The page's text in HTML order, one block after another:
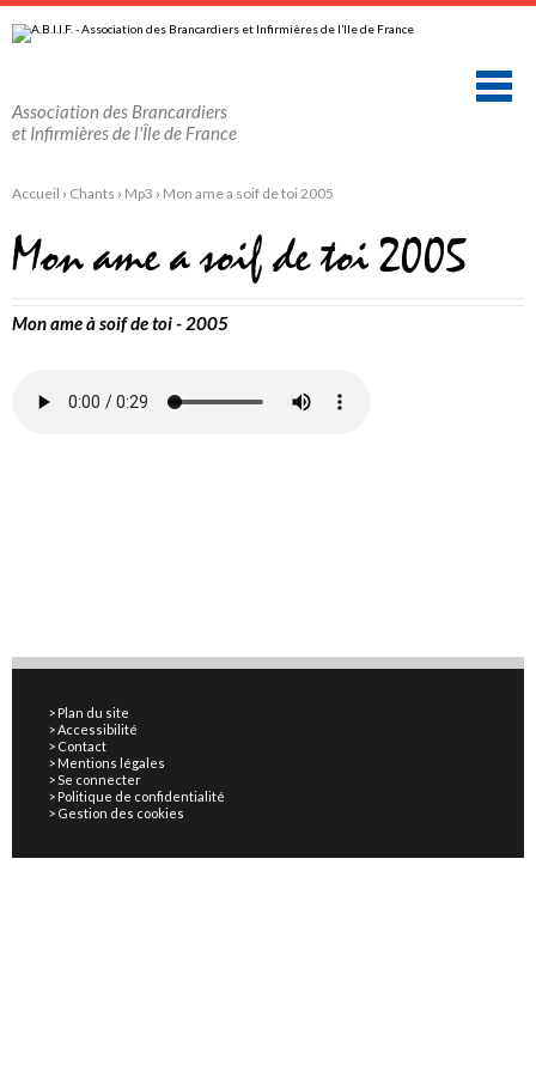
au
contenu.
navigation
personnels
Association des Brancardiers
et Infirmières de l'Île de France
Accueil › Chants › Mp3 › Mon ame a soif de toi 2005
Mon ame a soif de toi 2005
Mon ame à soif de toi - 2005
Plan du site
Accessibilité
Contact
Mentions légales
Se connecter
Politique de confidentialité
Gestion des cookies